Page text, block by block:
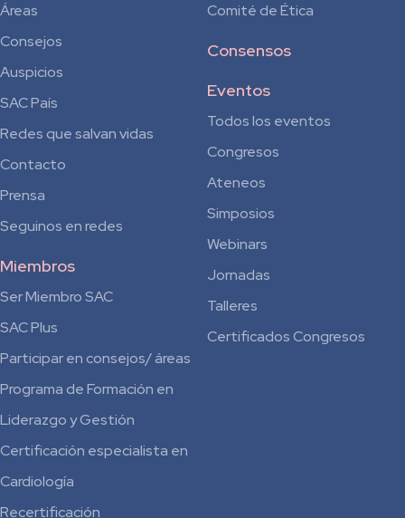
Áreas
Consejos
Auspicios
SAC País
Redes que salvan vidas
Contacto
Prensa
Seguinos en redes
Miembros
Ser Miembro SAC
SAC Plus
Participar en consejos/ áreas
Programa de Formación en
Liderazgo y Gestión
Certificación especialista en
Cardiología
Recertificación
Comité de Ética
Consensos
Eventos
Todos los eventos
Congresos
Ateneos
Simposios
Webinars
Jornadas
Talleres
Certificados Congresos